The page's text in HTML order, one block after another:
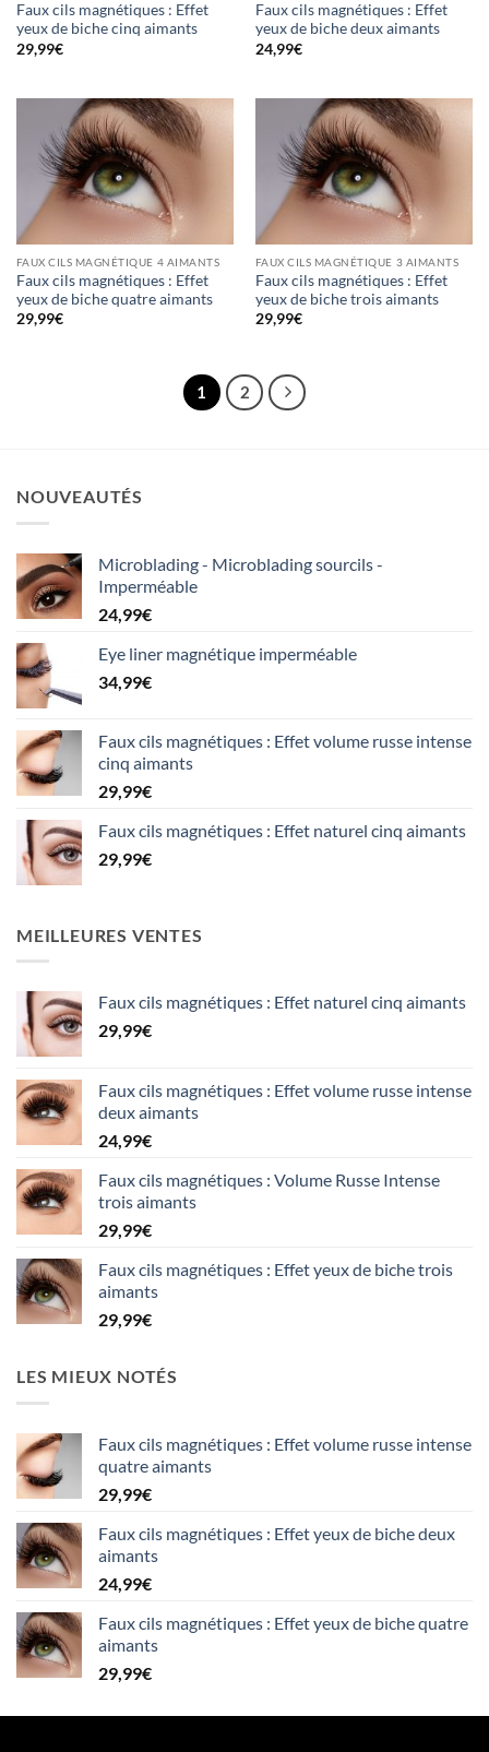
Faux cils magnétiques : Effet
yeux de biche cinq aimants
29,99€
Faux cils magnétiques : Effet
yeux de biche deux aimants
24,99€
FAUX CILS MAGNÉTIQUE 4 AIMANTS
Faux cils magnétiques : Effet
yeux de biche quatre aimants
29,99€
FAUX CILS MAGNÉTIQUE 3 AIMANTS
Faux cils magnétiques : Effet
yeux de biche trois aimants
29,99€
1 2
NOUVEAUTÉS
Microblading - Microblading sourcils -
Imperméable
24,99€
Eye liner magnétique imperméable
34,99€
Faux cils magnétiques : Effet volume russe intense
cinq aimants
29,99€
Faux cils magnétiques : Effet naturel cinq aimants
29,99€
MEILLEURES VENTES
Faux cils magnétiques : Effet naturel cinq aimants
29,99€
Faux cils magnétiques : Effet volume russe intense
deux aimants
24,99€
Faux cils magnétiques : Volume Russe Intense
trois aimants
29,99€
Faux cils magnétiques : Effet yeux de biche trois
aimants
29,99€
LES MIEUX NOTÉS
Faux cils magnétiques : Effet volume russe intense
quatre aimants
29,99€
Faux cils magnétiques : Effet yeux de biche deux
aimants
24,99€
Faux cils magnétiques : Effet yeux de biche quatre
aimants
29,99€